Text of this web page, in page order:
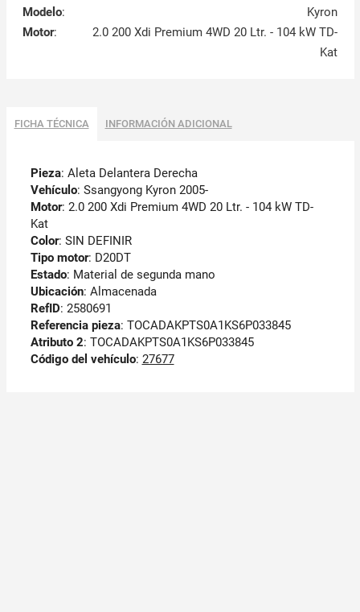
Modelo:
Kyron
Motor:
2.0 200 Xdi Premium 4WD 20 Ltr. - 104 kW TD-
Kat
FICHA TÉCNICA INFORMACIÓN ADICIONAL
Pieza: Aleta Delantera Derecha
Vehículo: Ssangyong Kyron 2005-
Motor: 2.0 200 Xdi Premium 4WD 20 Ltr. - 104 kW TD-
Kat
Color: SIN DEFINIR
Tipo motor: D20DT
Estado: Material de segunda mano
Ubicación: Almacenada
RefID: 2580691
Referencia pieza: TOCADAKPTS0A1KS6P033845
Atributo 2: TOCADAKPTS0A1KS6P033845
Código del vehículo: 27677